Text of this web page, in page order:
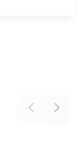
Previous Next